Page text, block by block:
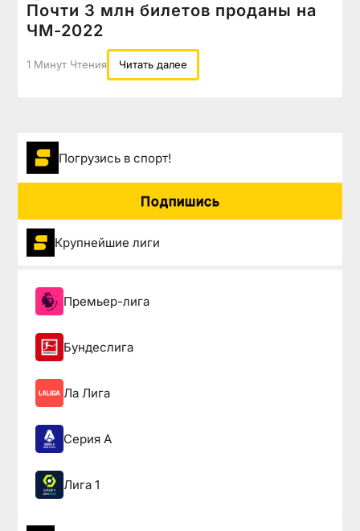
Почти 3 млн билетов проданы на
ЧМ-2022
1 Минут Чтения Читать далее
Погрузиcь в спорт!
Подпишись
Крупнейшие лиги
Премьер-лига
Бундеслига
Ла Лига
Серия А
Лига 1